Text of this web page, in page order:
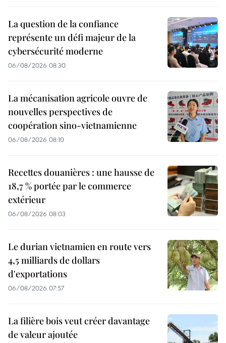
La question de la confiance
représente un défi majeur de la
cybersécurité moderne
06/08/2026 08:30
La mécanisation agricole ouvre de
nouvelles perspectives de
coopération sino-vietnamienne
06/08/2026 08:10
Recettes douanières : une hausse de
18,7 % portée par le commerce
extérieur
06/08/2026 08:03
Le durian vietnamien en route vers
4,5 milliards de dollars
d'exportations
06/08/2026 07:57
La filière bois veut créer davantage
de valeur ajoutée